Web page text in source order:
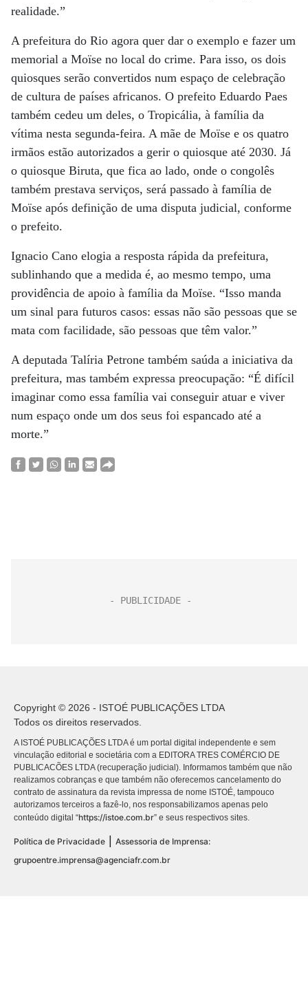
realidade.”
A prefeitura do Rio agora quer dar o exemplo e fazer um
memorial a Moïse no local do crime. Para isso, os dois
quiosques serão convertidos num espaço de celebração
de cultura de países africanos. O prefeito Eduardo Paes
também cedeu um deles, o Tropicália, à família da
vítima nesta segunda-feira. A mãe de Moïse e os quatro
irmãos estão autorizados a gerir o quiosque até 2030. Já
o quiosque Biruta, que fica ao lado, onde o congolês
também prestava serviços, será passado à família de
Moïse após definição de uma disputa judicial, conforme
o prefeito.
Ignacio Cano elogia a resposta rápida da prefeitura,
sublinhando que a medida é, ao mesmo tempo, uma
providência de apoio à família da Moïse. “Isso manda
um sinal para futuros casos: essas não são pessoas que se
mata com facilidade, são pessoas que têm valor.”
A deputada Talíria Petrone também saúda a iniciativa da
prefeitura, mas também expressa preocupação: “É difícil
imaginar como essa família vai conseguir atuar e viver
num espaço onde um dos seus foi espancado até a
morte.”
Copyright © 2026 - ISTOÉ PUBLICAÇÕES LTDA
Todos os direitos reservados.
A ISTOÉ PUBLICAÇÕES LTDA é um portal digital independente e sem
vinculação editorial e societária com a EDITORA TRES COMÉRCIO DE
PUBLICACÕES LTDA (recuperação judicial). Informamos também que não
realizamos cobranças e que também não oferecemos cancelamento do
contrato de assinatura da revista impressa de nome ISTOÉ, tampouco
autorizamos terceiros a fazê-lo, nos responsabilizamos apenas pelo
conteúdo digital “https://istoe.com.br” e seus respectivos sites.
Política de Privacidade
Assessoria de Imprensa:
grupoentre.imprensa@agenciafr.com.br